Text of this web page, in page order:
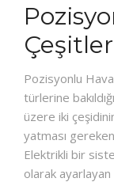
Pozisyonlu
türlerine
üzere iki
yatması
Elektrikli bir
olarak